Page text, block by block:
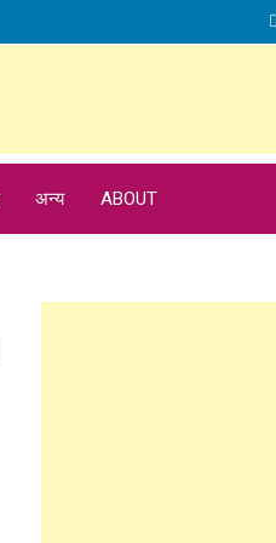
अन्य ABOUT